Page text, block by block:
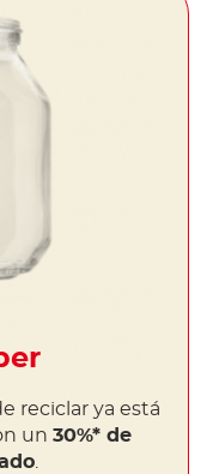
reciclar ya está
un 30%* de
.